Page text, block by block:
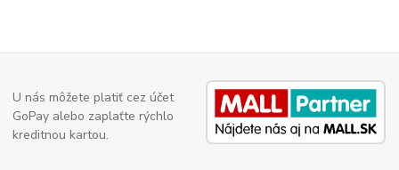
U nás môžete platiť cez účet
GoPay alebo zaplaťte rýchlo
kreditnou kartou.